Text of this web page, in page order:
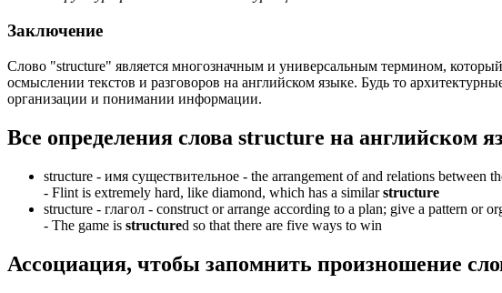
Заключение
Слово "structure" является многозначным и универсальным термином,
осмыслении текстов и разговоров на английском языке. Будь то
организации и понимании информации.
Все определения слова structure на английском
structure - имя существительное - the arrangement of and relations between
- Flint is extremely hard, like diamond, which has a similarstructure
structure - глагол - construct or arrange according to a plan; give a pattern or
- The game is structured so that there are five ways to win
Ассоциация, чтобы запомнить произношение